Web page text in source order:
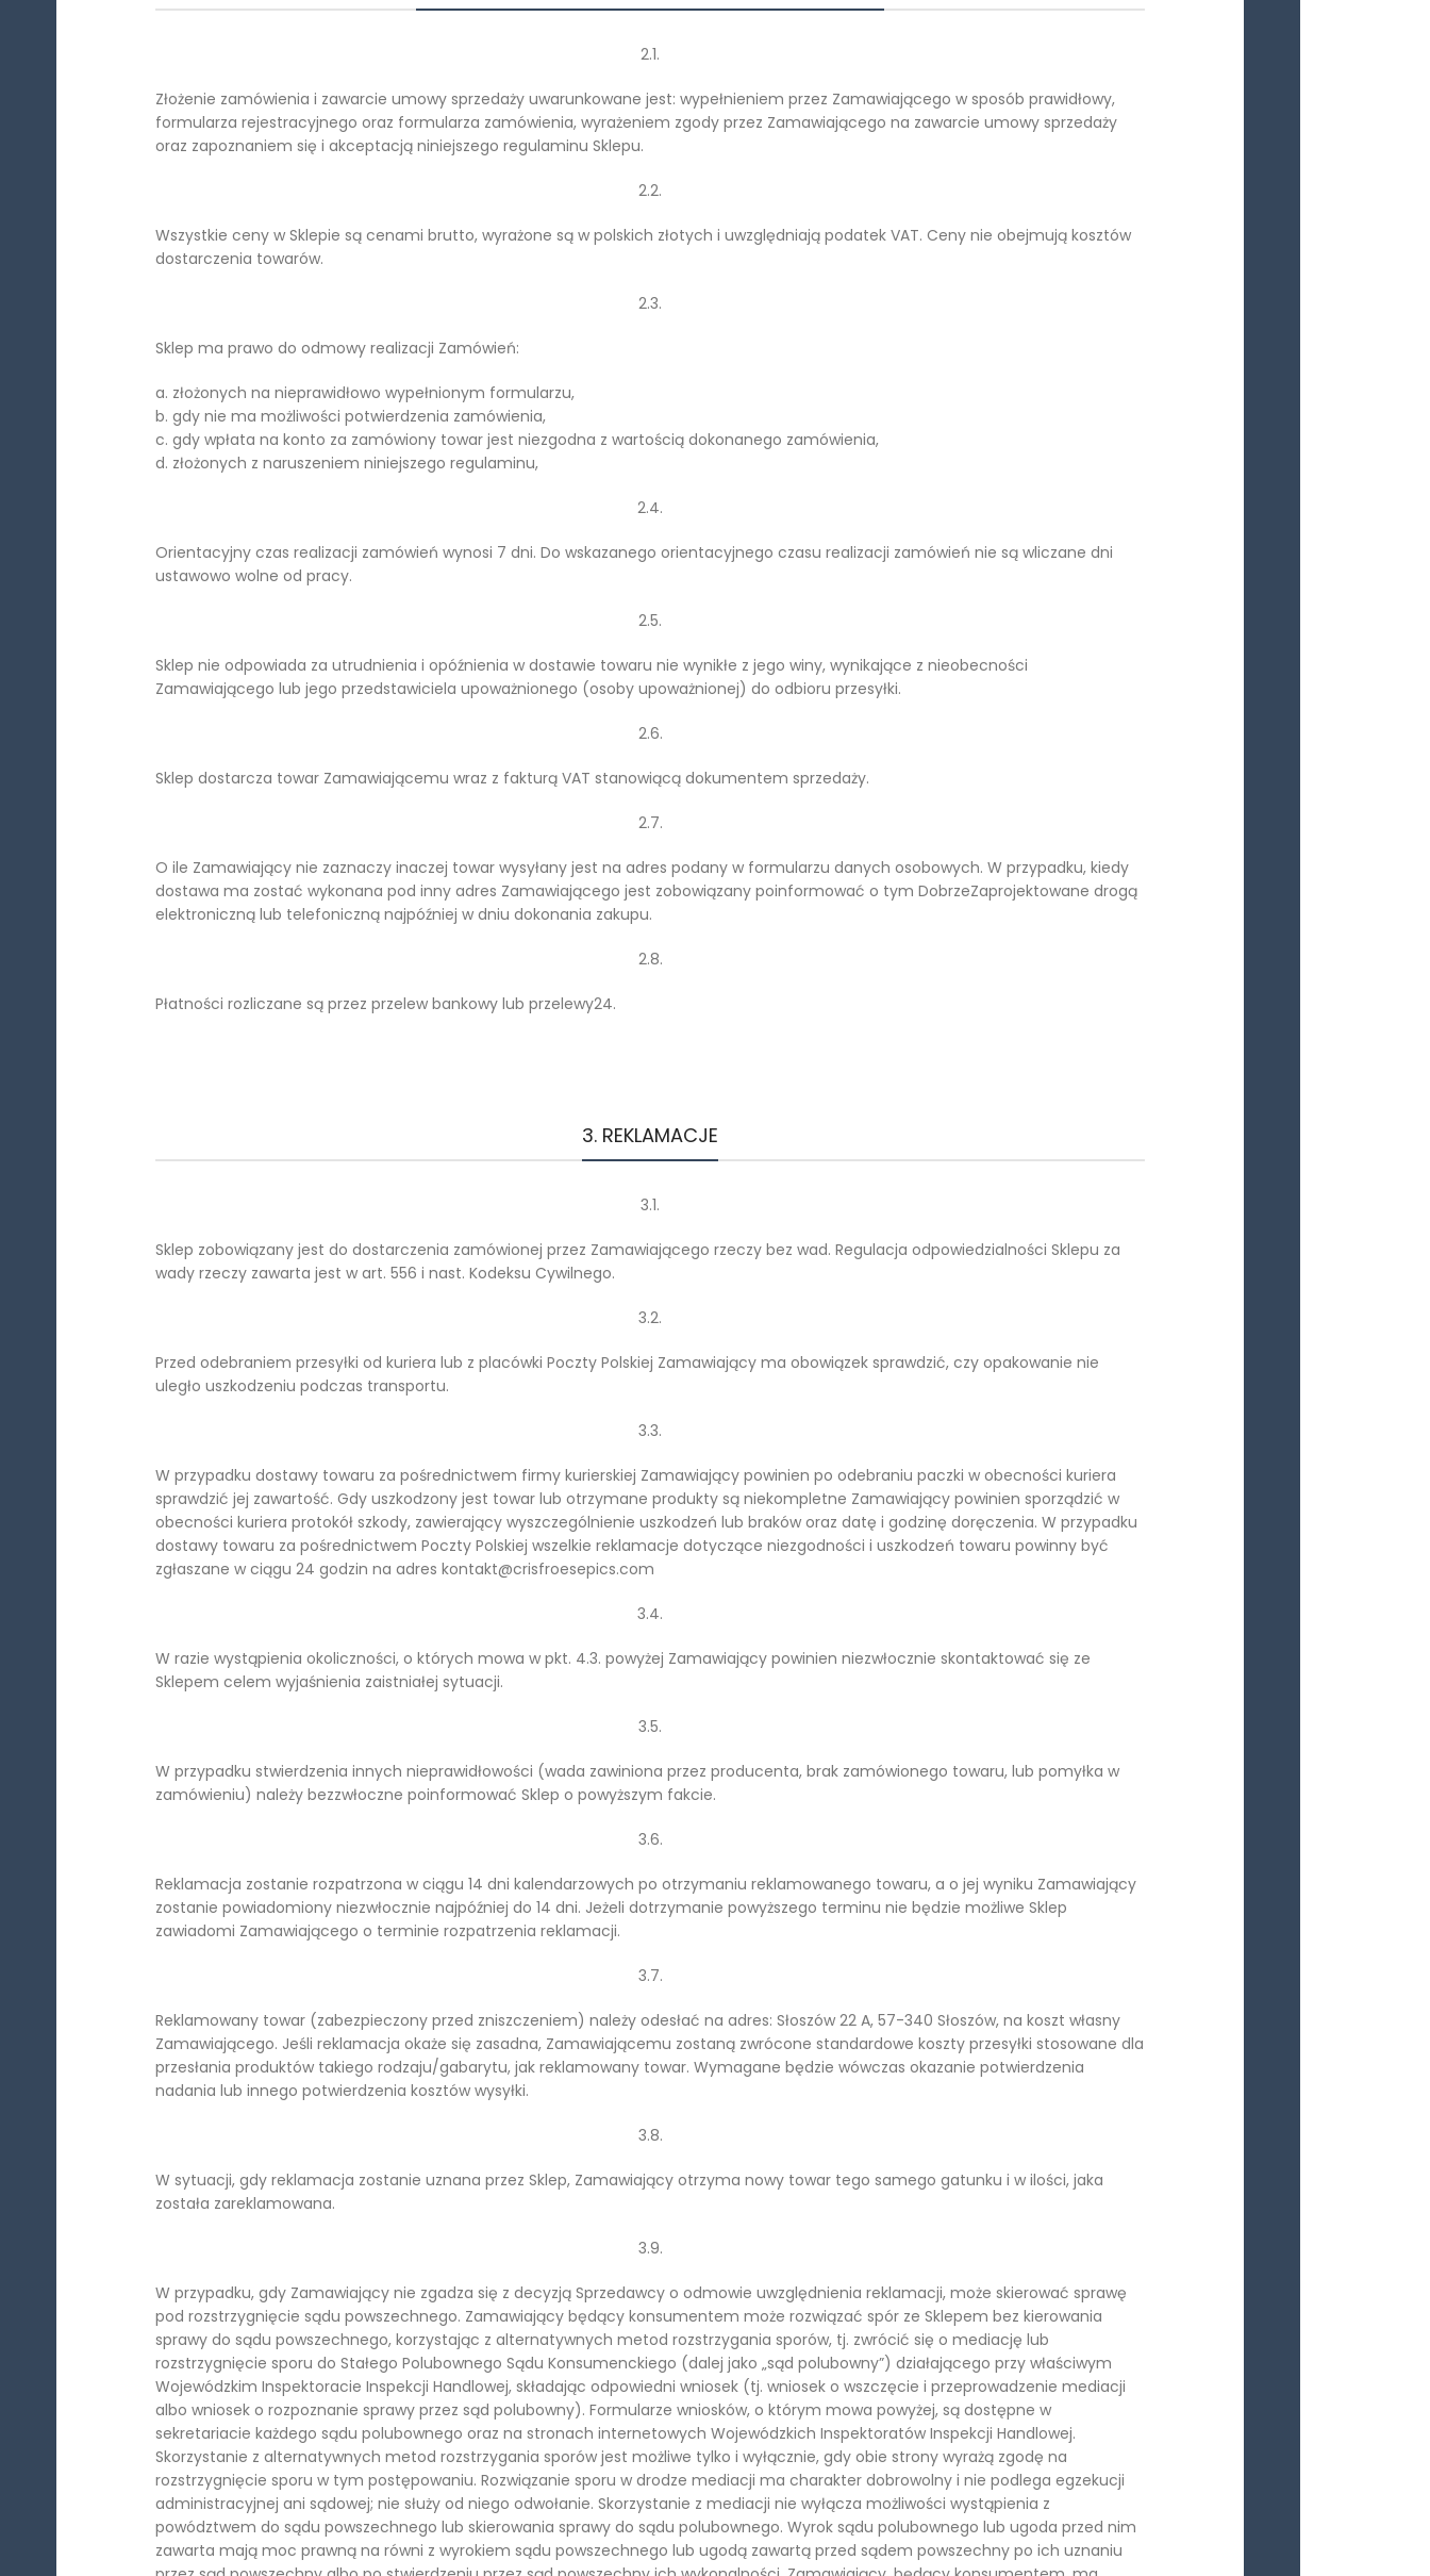
2.1.
Złożenie zamówienia i zawarcie umowy sprzedaży uwarunkowane jest: wypełnieniem przez Zamawiającego w sposób prawidłowy,
formularza rejestracyjnego oraz formularza zamówienia, wyrażeniem zgody przez Zamawiającego na zawarcie umowy sprzedaży
oraz zapoznaniem się i akceptacją niniejszego regulaminu Sklepu.
2.2.
Wszystkie ceny w Sklepie są cenami brutto, wyrażone są w polskich złotych i uwzględniają podatek VAT. Ceny nie obejmują kosztów
dostarczenia towarów.
2.3.
Sklep ma prawo do odmowy realizacji Zamówień:
a. złożonych na nieprawidłowo wypełnionym formularzu,
b. gdy nie ma możliwości potwierdzenia zamówienia,
c. gdy wpłata na konto za zamówiony towar jest niezgodna z wartością dokonanego zamówienia,
d. złożonych z naruszeniem niniejszego regulaminu,
2.4.
Orientacyjny czas realizacji zamówień wynosi 7 dni. Do wskazanego orientacyjnego czasu realizacji zamówień nie są wliczane dni
ustawowo wolne od pracy.
2.5.
Sklep nie odpowiada za utrudnienia i opóźnienia w dostawie towaru nie wynikłe z jego winy, wynikające z nieobecności
Zamawiającego lub jego przedstawiciela upoważnionego (osoby upoważnionej) do odbioru przesyłki.
2.6.
Sklep dostarcza towar Zamawiającemu wraz z fakturą VAT stanowiącą dokumentem sprzedaży.
2.7.
O ile Zamawiający nie zaznaczy inaczej towar wysyłany jest na adres podany w formularzu danych osobowych. W przypadku, kiedy
dostawa ma zostać wykonana pod inny adres Zamawiającego jest zobowiązany poinformować o tym DobrzeZaprojektowane drogą
elektroniczną lub telefoniczną najpóźniej w dniu dokonania zakupu.
2.8.
Płatności rozliczane są przez przelew bankowy lub przelewy24.
3. REKLAMACJE
3.1.
Sklep zobowiązany jest do dostarczenia zamówionej przez Zamawiającego rzeczy bez wad. Regulacja odpowiedzialności Sklepu za
wady rzeczy zawarta jest w art. 556 i nast. Kodeksu Cywilnego.
3.2.
Przed odebraniem przesyłki od kuriera lub z placówki Poczty Polskiej Zamawiający ma obowiązek sprawdzić, czy opakowanie nie
uległo uszkodzeniu podczas transportu.
3.3.
W przypadku dostawy towaru za pośrednictwem firmy kurierskiej Zamawiający powinien po odebraniu paczki w obecności kuriera
sprawdzić jej zawartość. Gdy uszkodzony jest towar lub otrzymane produkty są niekompletne Zamawiający powinien sporządzić w
obecności kuriera protokół szkody, zawierający wyszczególnienie uszkodzeń lub braków oraz datę i godzinę doręczenia. W przypadku
dostawy towaru za pośrednictwem Poczty Polskiej wszelkie reklamacje dotyczące niezgodności i uszkodzeń towaru powinny być
zgłaszane w ciągu 24 godzin na adres kontakt@crisfroesepics.com
3.4.
W razie wystąpienia okoliczności, o których mowa w pkt. 4.3. powyżej Zamawiający powinien niezwłocznie skontaktować się ze
Sklepem celem wyjaśnienia zaistniałej sytuacji.
3.5.
W przypadku stwierdzenia innych nieprawidłowości (wada zawiniona przez producenta, brak zamówionego towaru, lub pomyłka w
zamówieniu) należy bezzwłoczne poinformować Sklep o powyższym fakcie.
3.6.
Reklamacja zostanie rozpatrzona w ciągu 14 dni kalendarzowych po otrzymaniu reklamowanego towaru, a o jej wyniku Zamawiający
zostanie powiadomiony niezwłocznie najpóźniej do 14 dni. Jeżeli dotrzymanie powyższego terminu nie będzie możliwe Sklep
zawiadomi Zamawiającego o terminie rozpatrzenia reklamacji.
3.7.
Reklamowany towar (zabezpieczony przed zniszczeniem) należy odesłać na adres: Słoszów 22 A, 57-340 Słoszów, na koszt własny
Zamawiającego. Jeśli reklamacja okaże się zasadna, Zamawiającemu zostaną zwrócone standardowe koszty przesyłki stosowane dla
przesłania produktów takiego rodzaju/gabarytu, jak reklamowany towar. Wymagane będzie wówczas okazanie potwierdzenia
nadania lub innego potwierdzenia kosztów wysyłki.
3.8.
W sytuacji, gdy reklamacja zostanie uznana przez Sklep, Zamawiający otrzyma nowy towar tego samego gatunku i w ilości, jaka
została zareklamowana.
3.9.
W przypadku, gdy Zamawiający nie zgadza się z decyzją Sprzedawcy o odmowie uwzględnienia reklamacji, może skierować sprawę
pod rozstrzygnięcie sądu powszechnego. Zamawiający będący konsumentem może rozwiązać spór ze Sklepem bez kierowania
sprawy do sądu powszechnego, korzystając z alternatywnych metod rozstrzygania sporów, tj. zwrócić się o mediację lub
rozstrzygnięcie sporu do Stałego Polubownego Sądu Konsumenckiego (dalej jako „sąd polubowny”) działającego przy właściwym
Wojewódzkim Inspektoracie Inspekcji Handlowej, składając odpowiedni wniosek (tj. wniosek o wszczęcie i przeprowadzenie mediacji
albo wniosek o rozpoznanie sprawy przez sąd polubowny). Formularze wniosków, o którym mowa powyżej, są dostępne w
sekretariacie każdego sądu polubownego oraz na stronach internetowych Wojewódzkich Inspektoratów Inspekcji Handlowej.
Skorzystanie z alternatywnych metod rozstrzygania sporów jest możliwe tylko i wyłącznie, gdy obie strony wyrażą zgodę na
rozstrzygnięcie sporu w tym postępowaniu. Rozwiązanie sporu w drodze mediacji ma charakter dobrowolny i nie podlega egzekucji
administracyjnej ani sądowej; nie służy od niego odwołanie. Skorzystanie z mediacji nie wyłącza możliwości wystąpienia z
powództwem do sądu powszechnego lub skierowania sprawy do sądu polubownego. Wyrok sądu polubownego lub ugoda przed nim
zawarta mają moc prawną na równi z wyrokiem sądu powszechnego lub ugodą zawartą przed sądem powszechny po ich uznaniu